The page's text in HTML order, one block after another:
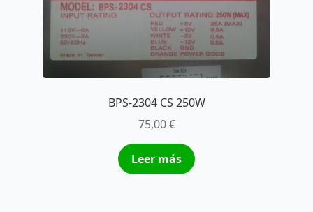
BPS-2304 CS 250W
75,00€
Leer más